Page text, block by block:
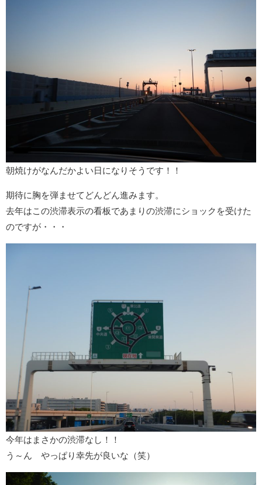
朝焼けがなんだかよい日になりそうです！！
期待に胸を弾ませてどんどん進みます。
去年はこの渋滞表示の看板であまりの渋滞にショックを受けた
のですが・・・
今年はまさかの渋滞なし！！
う～ん やっぱり幸先が良いな（笑）